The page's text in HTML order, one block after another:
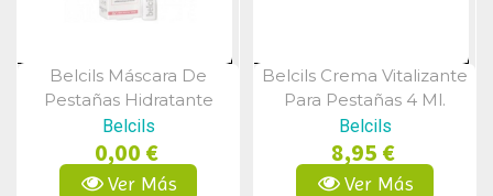
Vista Rápida
Belcils Máscara De
Pestañas Hidratante
Incolora 7ml
Belcils
0,00 €
Ver Más
Vista Rápida
Belcils Crema Vitalizante
Para Pestañas 4 Ml.
Belcils
8,95 €
Ver Más